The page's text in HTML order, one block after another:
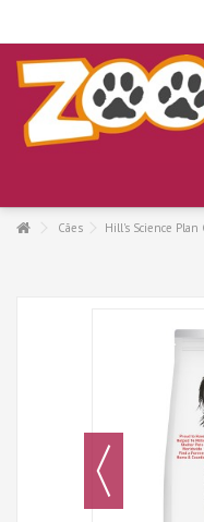
Cães Hill's Science